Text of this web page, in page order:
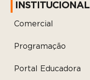
INSTITUCIONAL
Comercial
Programação
Portal Educadora